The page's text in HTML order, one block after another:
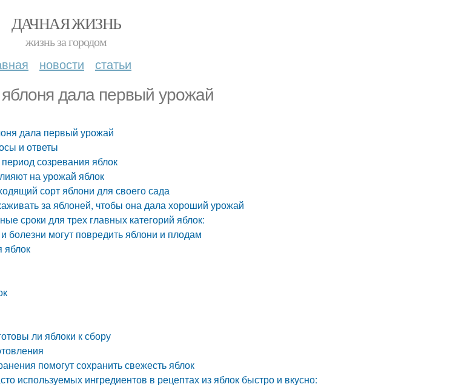
ДАЧНАЯ ЖИЗНЬ
жизнь за городом
новости статьи
яблоня дала первый урожай
дала первый урожай
и ответы
созревания яблок
на урожай яблок
сорт яблони для своего сада
за яблоней, чтобы она дала хороший урожай
сроки для трех главных категорий яблок:
болезни могут повредить яблони и плодам
яблок
ли яблоки к сбору
помогут сохранить свежесть яблок
используемых ингредиентов в рецептах из яблок быстро и вкусно: